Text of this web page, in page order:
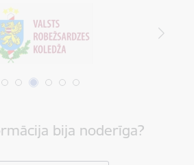
bija noderīga?